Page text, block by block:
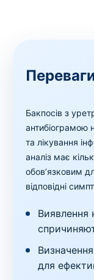
Бакпосів з
антибіограмою
та лікування
аналіз має
обов’язковим
відповідні
Виявлення
для